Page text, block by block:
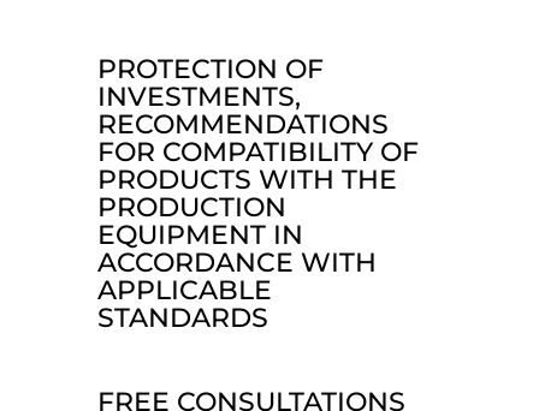
PROTECTION OF
INVESTMENTS,
RECOMMENDATIONS
FOR COMPATIBILITY OF
PRODUCTS WITH THE
PRODUCTION
EQUIPMENT IN
ACCORDANCE WITH
APPLICABLE
STANDARDS
FREE CONSULTATIONS